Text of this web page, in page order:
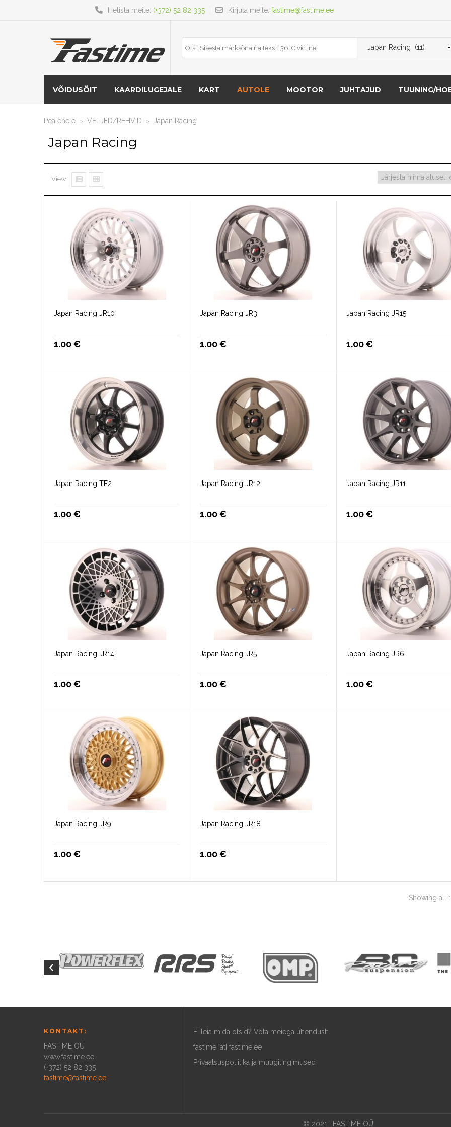
Kirjuta meile: fastime@fastime.ee
Helista meile: (+372) 52 82 335
VÕIDUSÕIT KAARDILUGEJALE KART AUTOLE MOOTOR JUHTAJUD TUUNING/
Pealehele > VELJED/REHVID > Japan Racing
Japan Racing
View
Japan Racing JR10
1.00€
Japan Racing JR3
1.00€
Japan Racing JR15
1.00€
Japan Racing TF2
1.00€
Japan Racing JR12
1.00€
Japan Racing JR11
1.00€
Japan Racing JR14
1.00€
Japan Racing JR5
1.00€
Japan Racing JR6
1.00€
Japan Racing JR9
1.00€
Japan Racing JR18
1.00€
Showing all
KONTAKT:
FASTIME OÜ
www.fastime.ee
(+372) 52 82 335
fastime@fastime.ee
Ei leia mida otsid? Võta meiega ühendust:
fastime [ät] fastime.ee
Privaatsuspoliitika ja müügitingimused
© 2021 | FASTIME OÜ